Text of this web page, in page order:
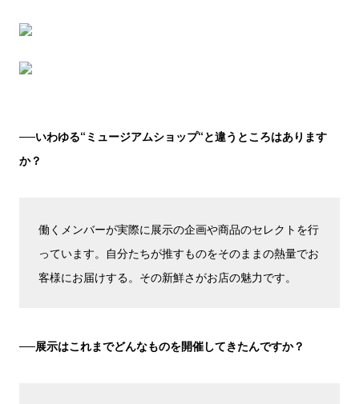
──いわゆる“ミュージアムショップ“と違うところはあります
か？
働くメンバーが実際に展示の企画や商品のセレクトを行
っています。自分たちが推すものをそのままの熱量でお
客様にお届けする。その新鮮さがお店の魅力です。
──展示はこれまでどんなものを開催してきたんですか？